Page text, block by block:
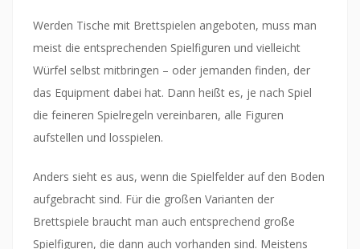
Werden Tische mit Brettspielen angeboten, muss man
meist die entsprechenden Spielfiguren und vielleicht
Würfel selbst mitbringen – oder jemanden finden, der
das Equipment dabei hat. Dann heißt es, je nach Spiel
die feineren Spielregeln vereinbaren, alle Figuren
aufstellen und losspielen.
Anders sieht es aus, wenn die Spielfelder auf den Boden
aufgebracht sind. Für die großen Varianten der
Brettspiele braucht man auch entsprechend große
Spielfiguren, die dann auch vorhanden sind. Meistens